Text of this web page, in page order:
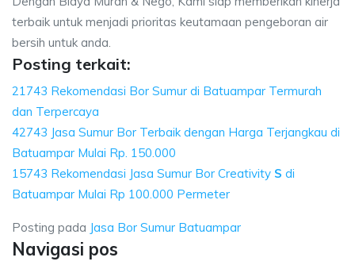
terbaik untuk menjadi prioritas keutamaan pengeboran air
bersih untuk anda.
Posting terkait:
21743 Rekomendasi Bor Sumur di Batuampar Termurah
dan Terpercaya
42743 Jasa Sumur Bor Terbaik dengan Harga Terjangkau di
Batuampar Mulai Rp. 150.000
15743 Rekomendasi Jasa Sumur Bor Creativity S di
Batuampar Mulai Rp 100.000 Permeter
Posting pada Jasa Bor Sumur Batuampar
Navigasi pos